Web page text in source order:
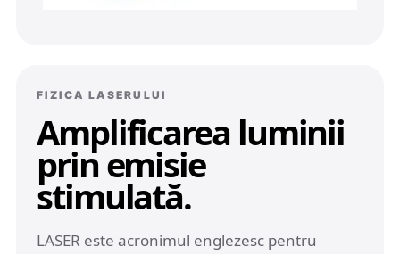
FIZICA LASERULUI
Amplificarea luminii
prin emisie
stimulată.
LASER este acronimul englezesc pentru